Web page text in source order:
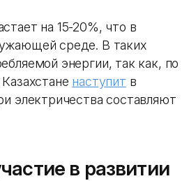
на 15-20%, что в
среде. В таких
энергии, так как, по
наступит в
электричества составляют
в развитии